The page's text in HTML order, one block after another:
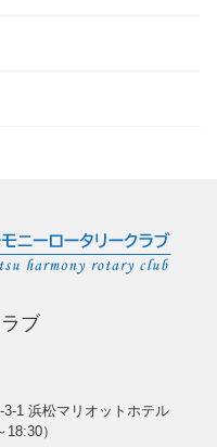
ブ
1 浜松マリオットホテル
）